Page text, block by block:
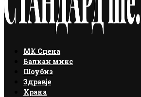
МК Сцена
Балкан микс
Шоубиз
Здравје
Храна